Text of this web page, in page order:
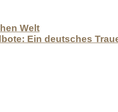
Welt
Ein deutsches